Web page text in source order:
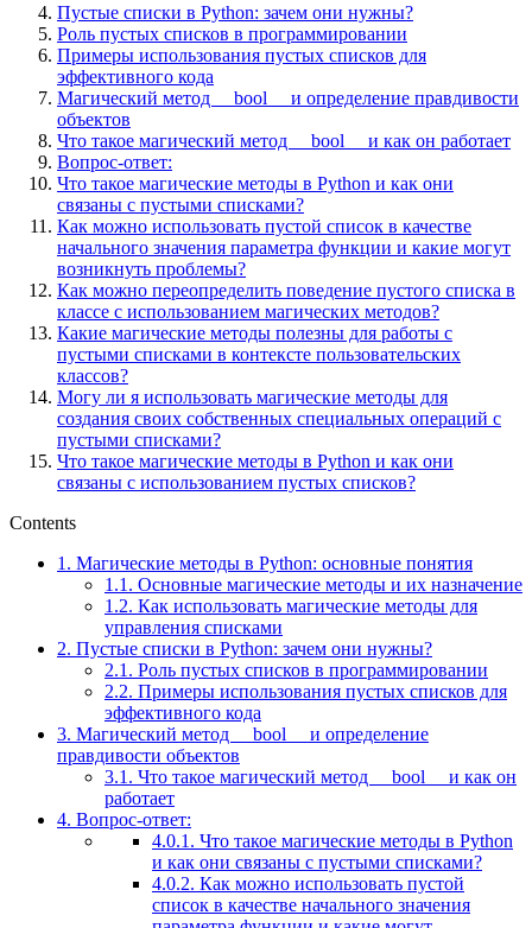
Пустые списки в Python: зачем они нужны?
Роль пустых списков в программировании
Примеры использования пустых списков для
эффективного кода
Магический метод __bool__ и определение правдивости
объектов
Что такое магический метод __bool__ и как он работает
Вопрос-ответ:
Что такое магические методы в Python и как они
связаны с пустыми списками?
Как можно использовать пустой список в качестве
начального значения параметра функции и какие могут
возникнуть проблемы?
Как можно переопределить поведение пустого списка в
классе с использованием магических методов?
Какие магические методы полезны для работы с
пустыми списками в контексте пользовательских
классов?
Могу ли я использовать магические методы для
создания своих собственных специальных операций с
пустыми списками?
Что такое магические методы в Python и как они
связаны с использованием пустых списков?
Contents
1. Магические методы в Python: основные понятия
1.1. Основные магические методы и их назначение
1.2. Как использовать магические методы для
управления списками
2. Пустые списки в Python: зачем они нужны?
2.1. Роль пустых списков в программировании
2.2. Примеры использования пустых списков для
эффективного кода
3. Магический метод __bool__ и определение
правдивости объектов
3.1. Что такое магический метод __bool__ и как он
работает
4. Вопрос-ответ:
4.0.1. Что такое магические методы в Python
и как они связаны с пустыми списками?
4.0.2. Как можно использовать пустой
список в качестве начального значения